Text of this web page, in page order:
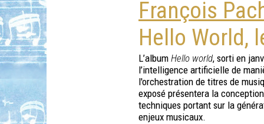
François
Hello World,
L’album Hello world, sorti en
l’intelligence artificielle de
l'orchestration de titres de
exposé présentera la
techniques portant sur la
enjeux musicaux.